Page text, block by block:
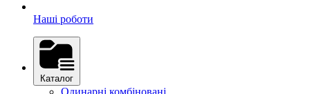
Наші роботи
Каталог
Одинарні комбіновані